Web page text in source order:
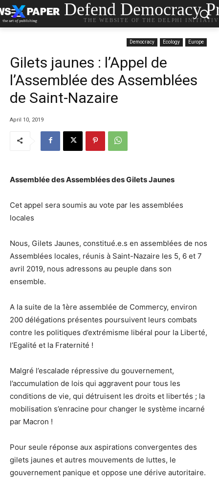
Defend Democracy
THE WEBSITE OF THE DELPHI
Democracy Ecology Europe
Gilets jaunes : l’Appel de
l’Assemblée des Assemblées
de Saint-Nazaire
April 10, 2019
Assemblée des Assemblées des Gilets Jaunes
Cet appel sera soumis au vote par les assemblées
locales
Nous, Gilets Jaunes, constitué.e.s en assemblées de nos
Assemblées locales, réunis à Saint-Nazaire les 5, 6 et 7
avril 2019, nous adressons au peuple dans son
ensemble.
A la suite de la 1ère assemblée de Commercy, environ
200 délégations présentes poursuivent leurs combats
contre les politiques d’extrémisme libéral pour la Liberté,
l’Egalité et la Fraternité !
Malgré l’escalade répressive du gouvernement,
l’accumulation de lois qui aggravent pour tous les
conditions de vie, qui détruisent les droits et libertés ; la
mobilisation s’enracine pour changer le système incarné
par Macron !
Pour seule réponse aux aspirations convergentes des
gilets jaunes et autres mouvements de luttes, le
gouvernement panique et oppose une dérive autoritaire.